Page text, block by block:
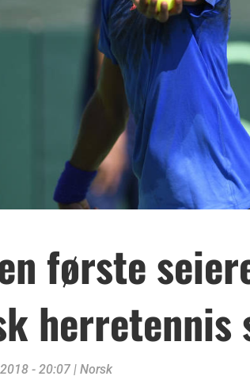
første
herretennis
- 20:07 | Norsk